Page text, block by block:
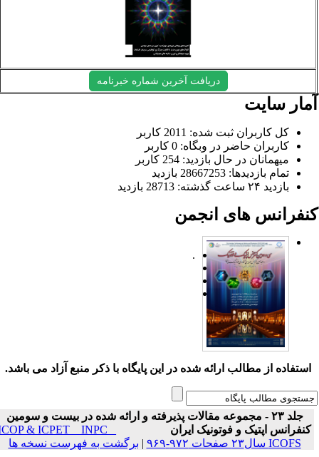
دریافت آخرین شماره خبرنامه
سایت
کل کاربران ثبت شده: 2011 کاربر
کاربران حاضر در وبگاه: 0 کاربر
میهمانان در حال بازدید: 254 کاربر
تمام بازدید‌ها: 28667253 بازدید
بازدید ۲۴ ساعت گذشته: 28713 بازدید
های انجمن
.
استفاده از مطالب ارائه شده در این پایگاه با ذکر منبع آزاد می باشد.
جلد ۲۳ - مجموعه مقالات پذیرفته و ارائه شده در بیست و سومین
کنفرانس اپتیک و فوتونیک ایران
ICOP & ICPET _ INPC _
ICOFS سال۲۳ صفحات ۹۷۲-۹۶۹
|برگشت به فهرست نسخه ها